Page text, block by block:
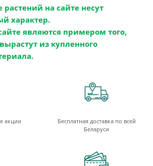
на сайте несут
характер.
являются примером того,
из купленного
акции
Бесплатная доставка по всей
Беларуси